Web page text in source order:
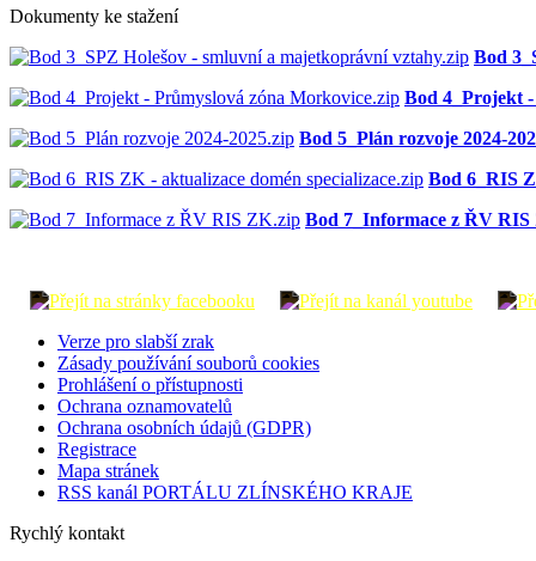
Dokumenty ke stažení
Bod
Bod 4_Projekt
Bod 5_Plán rozvoje 2024-
Bod 6_RIS
Bod 7_Informace z ŘV
Verze pro slabší zrak
Zásady používání souborů cookies
Prohlášení o přístupnosti
Ochrana oznamovatelů
Ochrana osobních údajů (GDPR)
Registrace
Mapa stránek
RSS kanál PORTÁLU ZLÍNSKÉHO KRAJE
Rychlý kontakt